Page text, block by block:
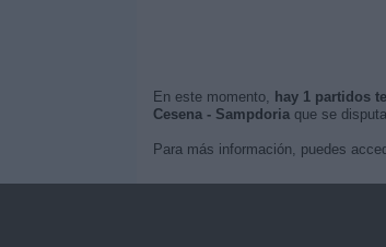
En este momento, hay 1 partidos
Cesena - Sampdoriaque se
Para más información, puedes